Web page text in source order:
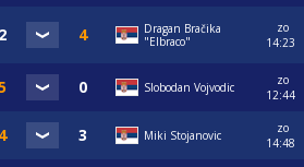
Dragan Bračika
"Elbraco"
zo
14:23
Slobodan Vojvodic
zo
12:44
Miki Stojanovic
zo
14:48